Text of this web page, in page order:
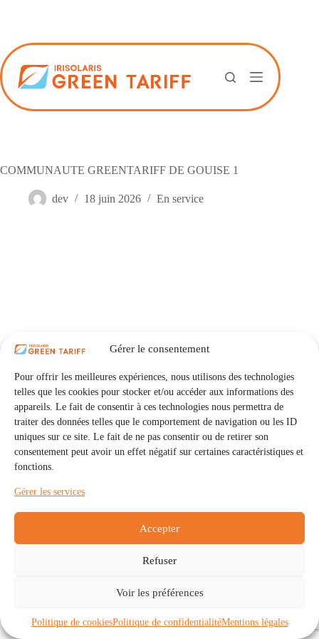
Gérer le consentement
Pour offrir les meilleures expériences, nous utilisons des technologies
telles que les cookies pour stocker et/ou accéder aux informations des
appareils. Le fait de consentir à ces technologies nous permettra de
traiter des données telles que le comportement de navigation ou les ID
uniques sur ce site. Le fait de ne pas consentir ou de retirer son
consentement peut avoir un effet négatif sur certaines caractéristiques et
fonctions.
Gérer les services
Accepter
Refuser
Voir les préférences
Politique de cookiesPolitique de confidentialitéMentions légales
COMMUNAUTE GREENTARIFF DE GOUISE 1
dev 18 juin 2026 En service
Communautés
À propos
Politique de cookies (UE)